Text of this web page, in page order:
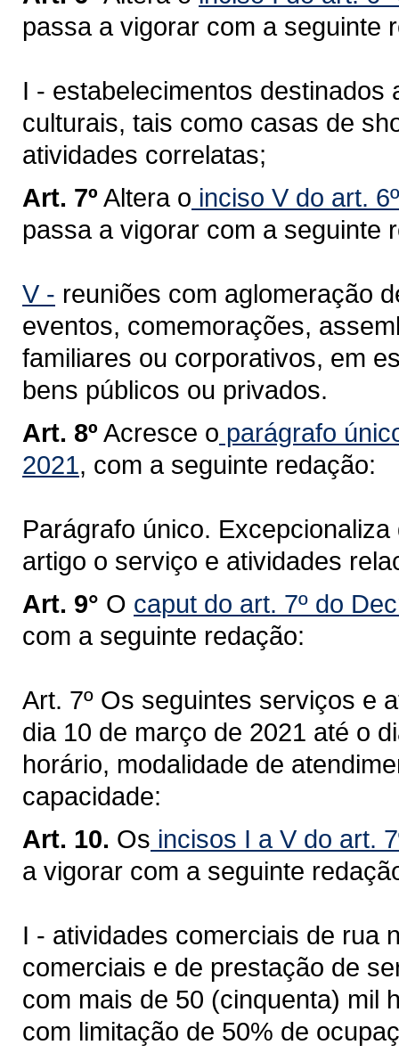
passa a vigorar com a seguinte
I - estabelecimentos
culturais, tais como casas de
atividades correlatas;
Art. 7º Altera o inciso V do art.
passa a vigorar com a seguinte
V - reuniões com aglomeração
eventos, comemorações,
familiares ou corporativos, em
bens públicos ou privados.
Art. 8º Acresce o parágrafo
2021, com a seguinte redação:
Parágrafo único.
artigo o serviço e atividades
Art. 9° O caput do art. 7º do
com a seguinte redação:
Art. 7º Os seguintes serviços e
dia 10 de março de 2021 até o
horário, modalidade de
capacidade:
Art. 10. Os incisos I a V do art.
a vigorar com a seguinte
I - atividades comerciais de rua
comerciais e de prestação de
com mais de 50 (cinquenta) mil
com limitação de 50% de